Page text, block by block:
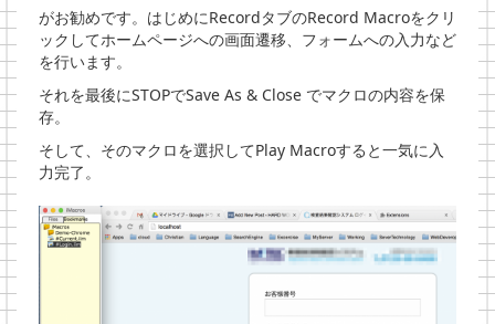
がお勧めです。はじめにRecordタブのRecord Macroをクリ
ックしてホームページへの画面遷移、フォームへの入力など
を行います。
それを最後にSTOPでSave As & Close でマクロの内容を保
存。
そして、そのマクロを選択してPlay Macroすると一気に入
力完了。